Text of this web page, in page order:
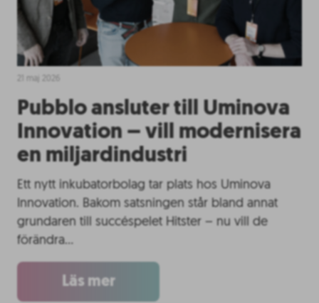
Pubblo ansluter till Uminova
Innovation – vill modernisera
en miljardindustri
Ett nytt inkubatorbolag tar plats hos Uminova
Innovation. Bakom satsningen står bland annat
grundaren till succéspelet Hitster – nu vill de
förändra…
Läs mer